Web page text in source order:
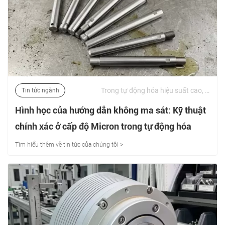
Tin tức ngành Trong tự động hóa hiệu suất cao, gia công CNC, robot và thiết bị y tế, hiệu suất dịch chuyển động học quyết định độ chính xác cuối cùng của hệ thống. | 01/07/2026
Hình học của hướng dẫn không ma sát: Kỹ thuật
chính xác ở cấp độ Micron trong tự động hóa
Tìm hiểu thêm về tin tức của chúng tôi >